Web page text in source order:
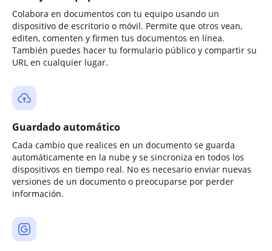
Colabora en documentos con tu equipo usando un
dispositivo de escritorio o móvil. Permite que otros vean,
editen, comenten y firmen tus documentos en línea.
También puedes hacer tu formulario público y compartir su
URL en cualquier lugar.
Guardado automático
Cada cambio que realices en un documento se guarda
automáticamente en la nube y se sincroniza en todos los
dispositivos en tiempo real. No es necesario enviar nuevas
versiones de un documento o preocuparse por perder
información.